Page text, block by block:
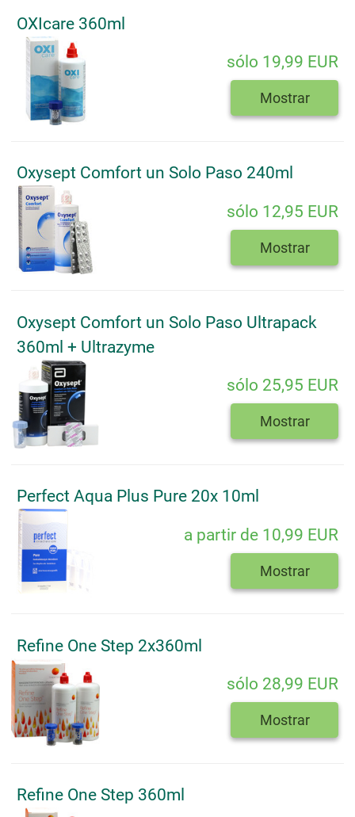
OXIcare 360ml
sólo 19,99 EUR
Mostrar
Oxysept Comfort un Solo Paso 240ml
sólo 12,95 EUR
Mostrar
Oxysept Comfort un Solo Paso Ultrapack
360ml + Ultrazyme
sólo 25,95 EUR
Mostrar
Perfect Aqua Plus Pure 20x 10ml
a partir de 10,99 EUR
Mostrar
Refine One Step 2x360ml
sólo 28,99 EUR
Mostrar
Refine One Step 360ml